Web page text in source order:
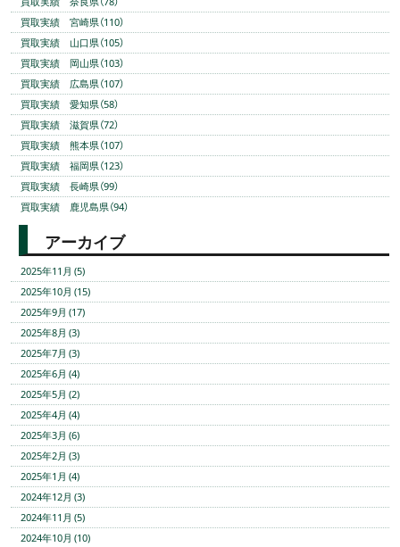
買取実績 宮崎県（110）
買取実績 山口県（105）
買取実績 岡山県（103）
買取実績 広島県（107）
買取実績 愛知県（58）
買取実績 滋賀県（72）
買取実績 熊本県（107）
買取実績 福岡県（123）
買取実績 長崎県（99）
買取実績 鹿児島県（94）
アーカイブ
2025年11月 (5)
2025年10月 (15)
2025年9月 (17)
2025年8月 (3)
2025年7月 (3)
2025年6月 (4)
2025年5月 (2)
2025年4月 (4)
2025年3月 (6)
2025年2月 (3)
2025年1月 (4)
2024年12月 (3)
2024年11月 (5)
2024年10月 (10)